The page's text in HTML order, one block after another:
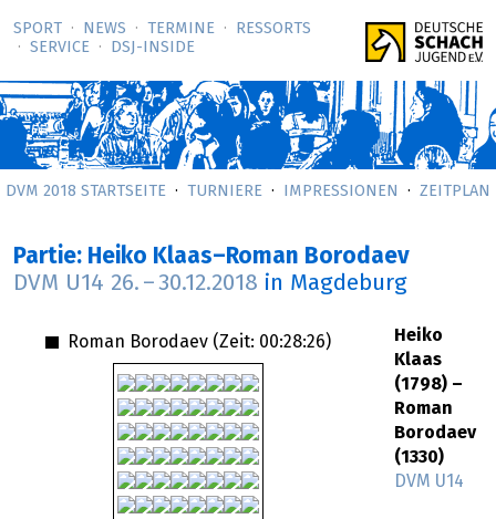
SPORT NEWS TERMINE
RESSORTS
SERVICE
DSJ-­INSIDE
DVM 2018 STARTSEITE TURNIERE IMPRESSIONEN ZEITPLAN
Partie: Heiko Klaas–Roman Borodaev
DVM U14 26. – 30.12.2018 in Magdeburg
Roman Borodaev (Zeit: 00:28:26)
Heiko
Klaas
(1798) –
Roman
Borodaev
(1330)
DVM U14